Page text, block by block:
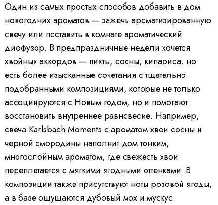
Один из самых простых способов добавить в дом
новогодних ароматов — зажечь ароматизированную
свечу или поставить в комнате ароматический
диффузор. В предпраздничные недели хочется
хвойных аккордов — пихты, сосны, кипариса, но
есть более изысканные сочетания с тщательно
подобранными композициями, которые не только
ассоциируются с Новым годом, но и помогают
восстановить внутреннее равновесие. Например,
свеча Karlsbach Moments с ароматом хвои сосны и
черной смородины наполнит дом тонким,
многослойным ароматом, где свежесть хвои
переплетается с мягкими ягодными оттенками. В
композиции также присутствуют ноты розовой ягоды,
а в базе ощущаются дубовый мох и мускус.